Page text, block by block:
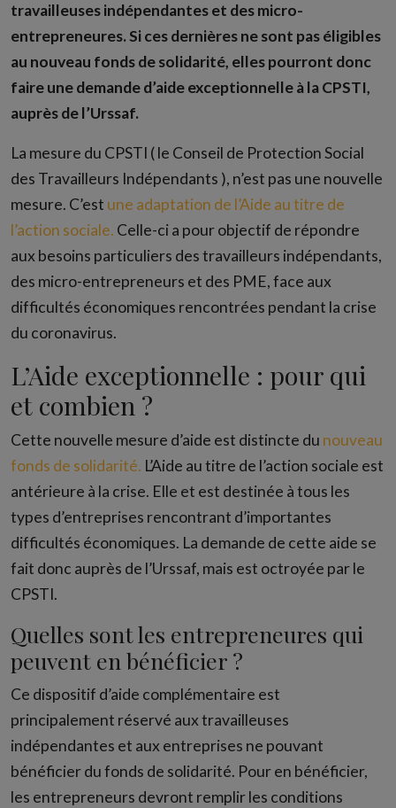
travailleuses indépendantes et des micro-
entrepreneures. Si ces dernières ne sont pas éligibles
au nouveau fonds de solidarité, elles pourront donc
faire une demande d’aide exceptionnelle à la CPSTI,
auprès de l’Urssaf.
La mesure du CPSTI ( le Conseil de Protection Social
des Travailleurs Indépendants ), n’est pas une nouvelle
mesure. C’est une adaptation de l’Aide au titre de
l’action sociale. Celle-ci a pour objectif de répondre
aux besoins particuliers des travailleurs indépendants,
des micro-entrepreneurs et des PME, face aux
difficultés économiques rencontrées pendant la crise
du coronavirus.
L’Aide exceptionnelle : pour qui
et combien ?
Cette nouvelle mesure d’aide est distincte du nouveau
fonds de solidarité. L’Aide au titre de l’action sociale est
antérieure à la crise. Elle et est destinée à tous les
types d’entreprises rencontrant d’importantes
difficultés économiques. La demande de cette aide se
fait donc auprès de l’Urssaf, mais est octroyée par le
CPSTI.
Quelles sont les entrepreneures qui
peuvent en bénéficier ?
Ce dispositif d’aide complémentaire est
principalement réservé aux travailleuses
indépendantes et aux entreprises ne pouvant
bénéficier du fonds de solidarité. Pour en bénéficier,
les entrepreneurs devront remplir les conditions